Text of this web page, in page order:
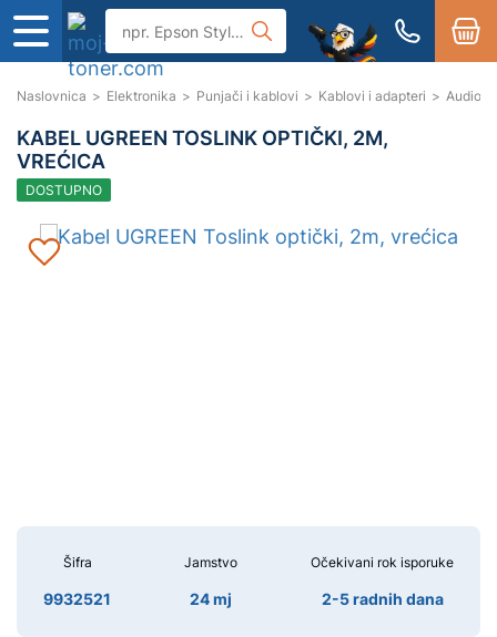
Naslovnica > Elektronika > Punjači i kablovi > Kablovi i adapteri > Audio
KABEL UGREEN TOSLINK OPTIČKI, 2M,
VREĆICA
DOSTUPNO
Šifra
9932521
Jamstvo
24 mj
Očekivani rok isporuke
2-5 radnih dana